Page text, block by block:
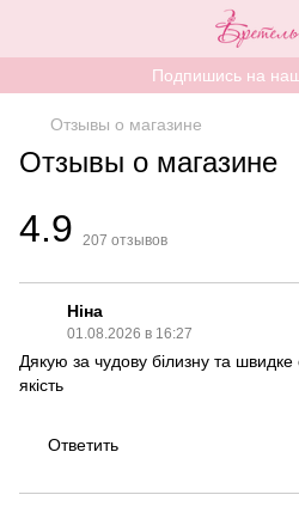
Подпишись на
Отзывы о магазине
Отзывы о магазине
4.9 207 отзывов
Ніна
01.08.2026 в 16:27
Дякую за чудову білизну та
якість
Ответить